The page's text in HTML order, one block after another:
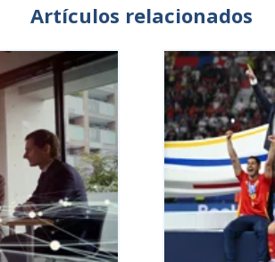
Artículos relacionados